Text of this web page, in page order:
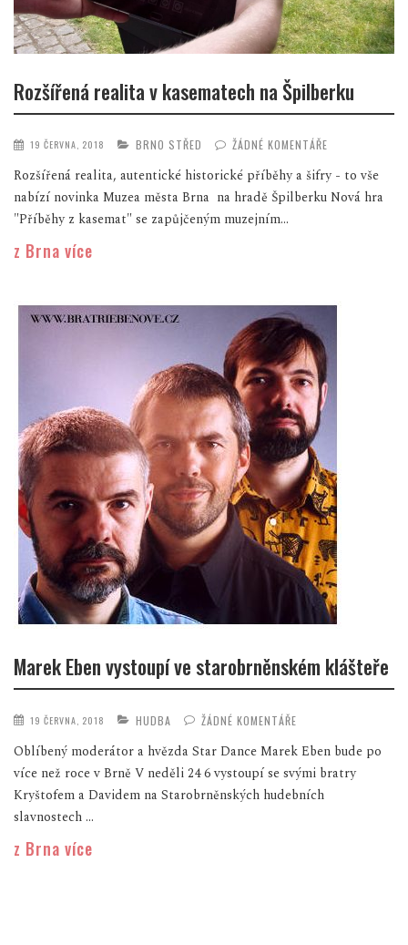
Rozšířená realita v kasematech na Špilberku
19 ČERVNA, 2018 BRNO STŘED ŽÁDNÉ KOMENTÁŘE
Rozšířená realita, autentické historické příběhy a šifry - to vše
nabízí novinka Muzea města Brna na hradě Špilberku Nová hra
"Příběhy z kasemat" se zapůjčeným muzejním...
z Brna více
Marek Eben vystoupí ve starobrněnském klášteře
19 ČERVNA, 2018 HUDBA ŽÁDNÉ KOMENTÁŘE
Oblíbený moderátor a hvězda Star Dance Marek Eben bude po
více než roce v Brně V neděli 24 6 vystoupí se svými bratry
Kryštofem a Davidem na Starobrněnských hudebních
slavnostech ...
z Brna více